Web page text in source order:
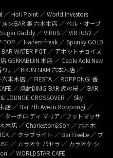
／ Holl Point ／ World Investors
炭火BAR 集 六本木店 ／ ベル・オーブ
Daddy ／ VIRUS ／ VIRTUS2 ／
TOP ／ Harlem freak ／ Spunky GOLD
WATER POT ／ アボットチョイス
GEKKABIJIN 本店 ／ Cecile Aoki New
。／ KRUN SIAM 六本木店 ／
本木店 ／ FIESTA ／ ROPPONGI 香
／ 焼酎DINIG BAR 虎の桜 ／ BAR
LOUNGE CROSSOVER ／ Sky
店 ／ Bar 7th Ave.in Roppongi ／
ターボロ ディ マリア／フットマッサ
木店 ／ Charleston&Son ／ 六本木
／ クラブライト ／ Bar FreeLe ／ プ
／ カラオケ パセラ ／ カラオケ シ
／ WORLDSTAR CAFE